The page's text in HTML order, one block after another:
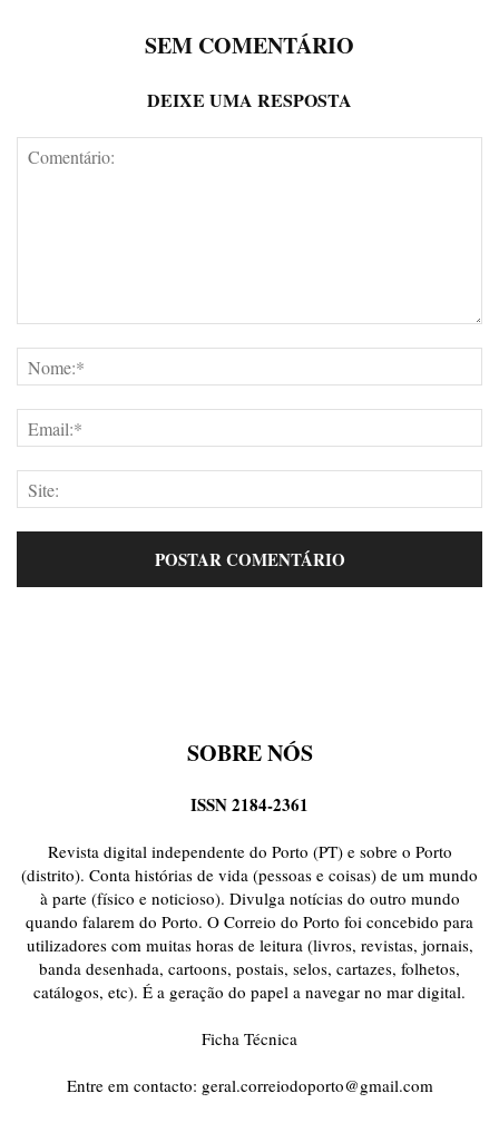
SEM COMENTÁRIO
DEIXE UMA RESPOSTA
SOBRE NÓS
ISSN 2184-2361
Revista digital independente do Porto (PT) e sobre o Porto
(distrito). Conta histórias de vida (pessoas e coisas) de um mundo
à parte (físico e noticioso). Divulga notícias do outro mundo
quando falarem do Porto. O Correio do Porto foi concebido para
utilizadores com muitas horas de leitura (livros, revistas, jornais,
banda desenhada, cartoons, postais, selos, cartazes, folhetos,
catálogos, etc). É a geração do papel a navegar no mar digital.
Ficha Técnica
Entre em contacto: geral.correiodoporto@gmail.com